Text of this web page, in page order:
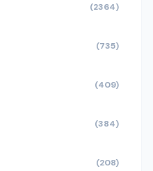
(2364)
(735)
(409)
(384)
(208)